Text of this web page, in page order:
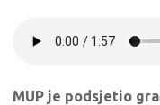
MUP je podsjetio